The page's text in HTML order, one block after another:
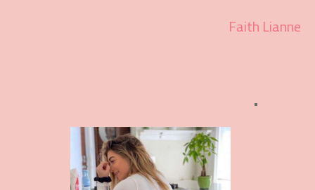
Faith Lianne